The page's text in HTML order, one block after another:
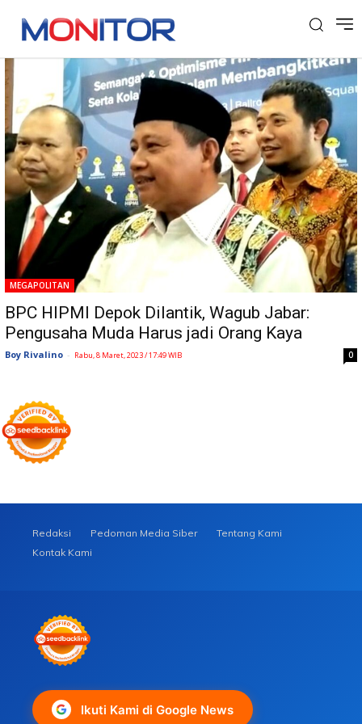
Tag: BPC HIPMI Depok
MEGAPOLITAN
BPC HIPMI Depok Dilantik, Wagub Jabar:
Pengusaha Muda Harus jadi Orang Kaya
Boy Rivalino - Rabu, 8 Maret, 2023 / 17:49 WIB 0
Redaksi Pedoman Media Siber
Tentang Kami
Kontak Kami
Ikuti Kami di Google News